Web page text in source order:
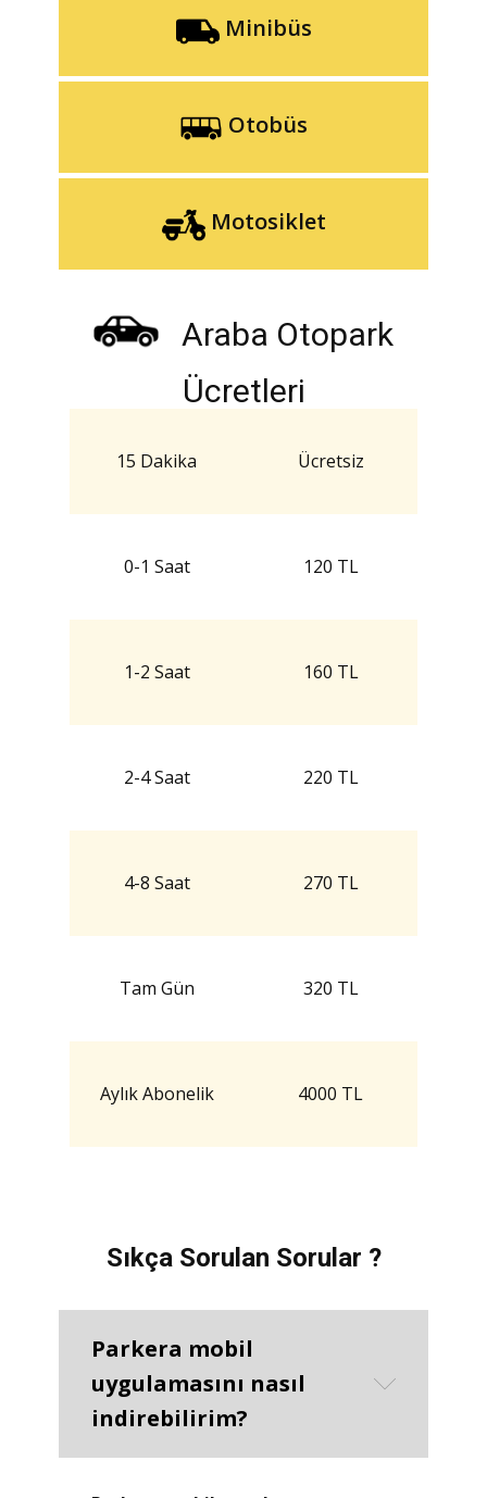
Minibüs
Otobüs
Motosiklet
Araba Otopark
Ücretleri
15 Dakika Ücretsiz
0-1 Saat 120 TL
1-2 Saat 160 TL
2-4 Saat 220 TL
4-8 Saat 270 TL
Tam Gün 320 TL
Aylık Abonelik 4000 TL
Sıkça Sorulan Sorular ?
Parkera mobil
uygulamasını nasıl
indirebilirim?